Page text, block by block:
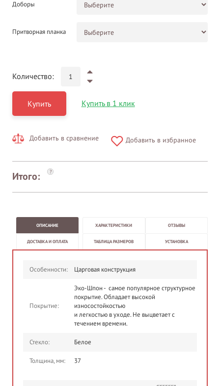
Доборы
Притворная планка
Количество:
Купить Купить в 1 клик
Добавить в сравнение Добавить в избранное
Итого: ?
ОПИСАНИЕ ХАРАКТЕРИСТИКИ ОТЗЫВЫ
ДОСТАВКА И ОПЛАТА ТАБЛИЦА РАЗМЕРОВ УСТАНОВКА
Особенности: Царговая конструкция
Покрытие:
Эко-Шпон - самое популярное структурное
покрытие. Обладает высокой
износостойкостью
и легкостью в уходе. Не выцветает с
течением времени.
Стекло: Белое
Толщина, мм: 37